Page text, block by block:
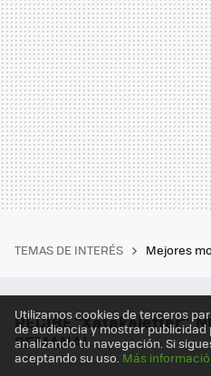
TEMAS DE INTERÉS Mejores
RECIBE "Xatakaletter",
SEMANAL
Utilizamos cookies de terceros
de audiencia y mostrar publicidad
analizando tu navegación. Si
aceptando su uso. Más